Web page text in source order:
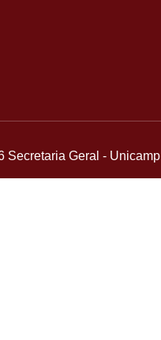
Secretaria Geral - Unicamp